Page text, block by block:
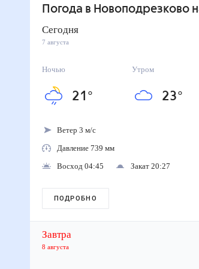
Погода в Новоподрезково
Сегодня
7 августа
Ночью
21 °
Утром
23°
Ветер 3 м/с
Давление 739 мм
Восход 04:45
Закат 20:27
ПОДРОБНО
Завтра
8 августа